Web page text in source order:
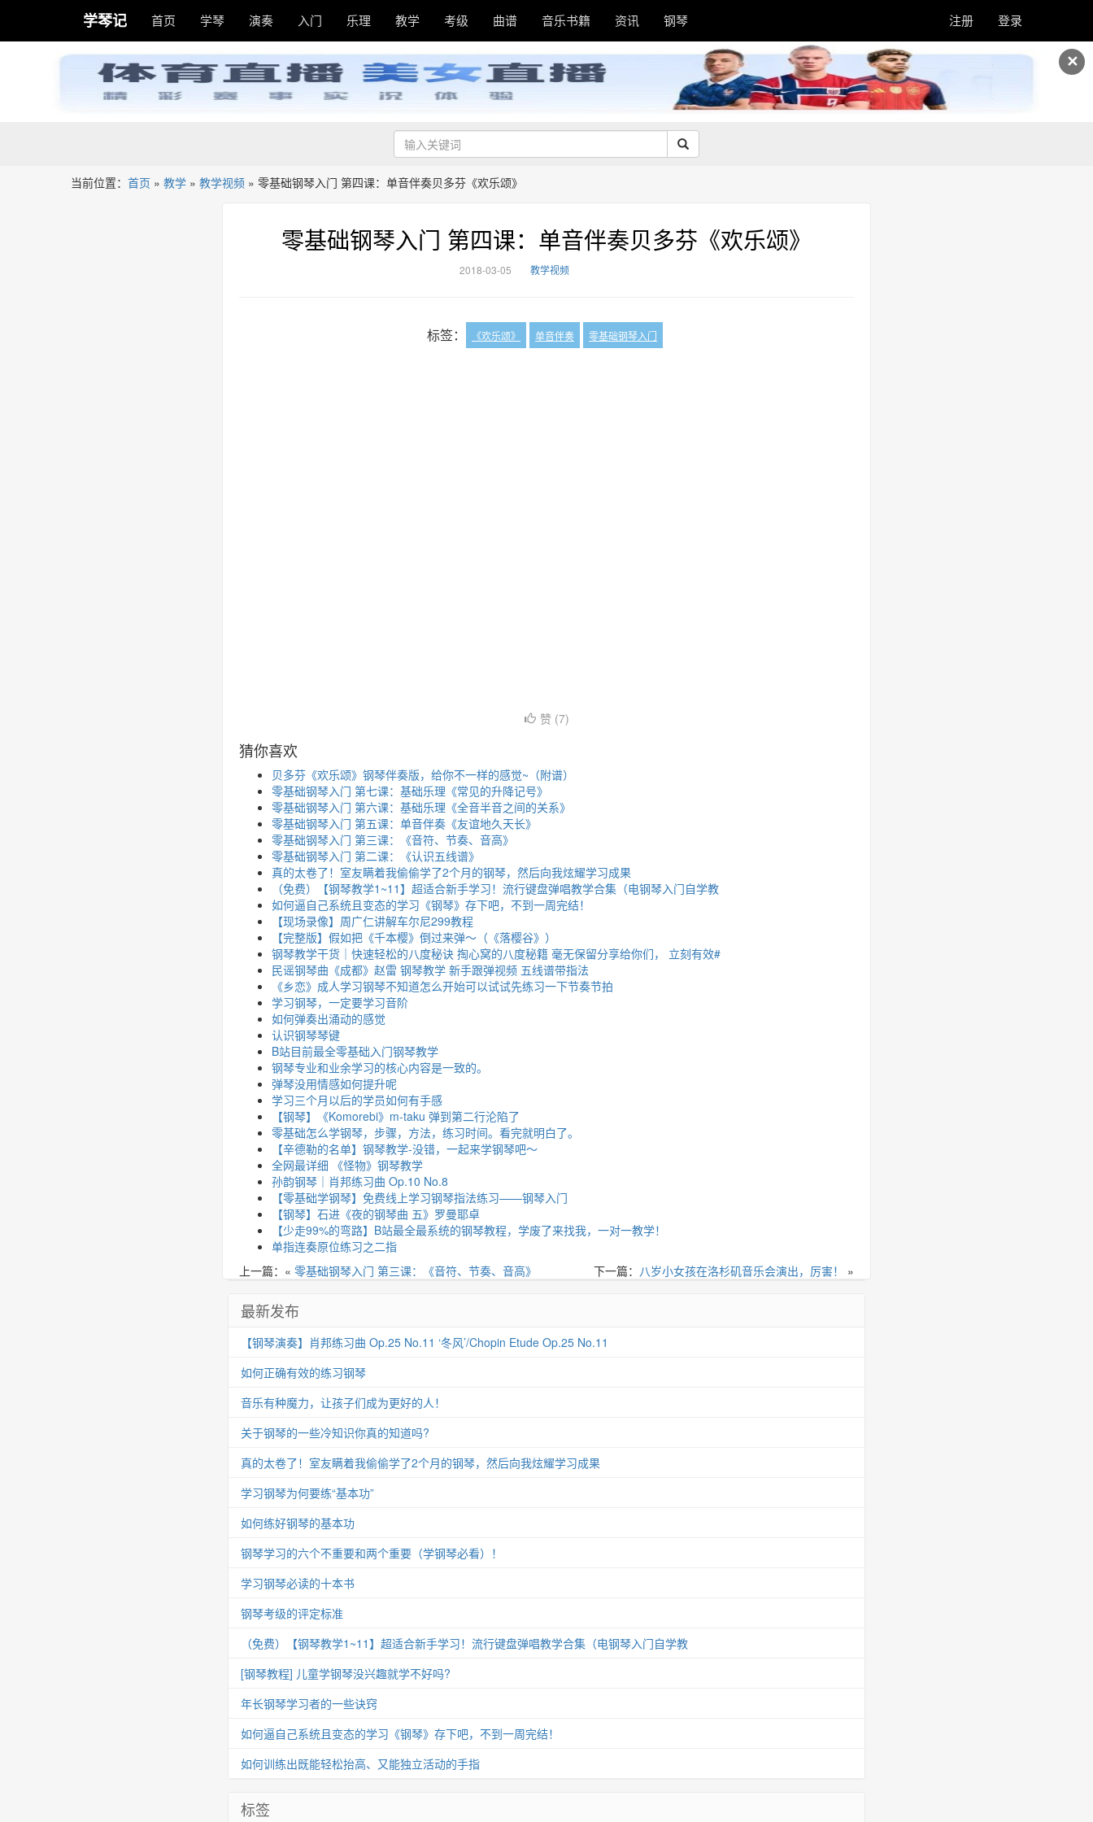
✕
学琴记 首页 学琴 演奏 入门 乐理 教学 考级 曲谱 音乐书籍 资讯 钢琴 注册 登录
当前位置： 首页 » 教学 » 教学视频 » 零基础钢琴入门 第四课：单音伴奏贝多芬《欢乐颂》
零基础钢琴入门 第四课：单音伴奏贝多芬《欢乐颂》
2018-03-05 教学视频
标签： 《欢乐颂》 单音伴奏 零基础钢琴入门
赞 (7)
猜你喜欢
贝多芬《欢乐颂》钢琴伴奏版，给你不一样的感觉~（附谱）
零基础钢琴入门 第七课：基础乐理《常见的升降记号》
零基础钢琴入门 第六课：基础乐理《全音半音之间的关系》
零基础钢琴入门 第五课：单音伴奏《友谊地久天长》
零基础钢琴入门 第三课：《音符、节奏、音高》
零基础钢琴入门 第二课：《认识五线谱》
真的太卷了！室友瞒着我偷偷学了2个月的钢琴，然后向我炫耀学习成果
（免费）【钢琴教学1~11】超适合新手学习！流行键盘弹唱教学合集（电钢琴入门自学教
如何逼自己系统且变态的学习《钢琴》存下吧，不到一周完结！
【现场录像】周广仁讲解车尔尼299教程
【完整版】假如把《千本樱》倒过来弹～（《落樱谷》）
钢琴教学干货｜快速轻松的八度秘诀 掏心窝的八度秘籍 毫无保留分享给你们， 立刻有效#
民谣钢琴曲《成都》赵雷 钢琴教学 新手跟弹视频 五线谱带指法
《乡恋》成人学习钢琴不知道怎么开始可以试试先练习一下节奏节拍
学习钢琴，一定要学习音阶
如何弹奏出涌动的感觉
认识钢琴琴键
B站目前最全零基础入门钢琴教学
钢琴专业和业余学习的核心内容是一致的。
弹琴没用情感如何提升呢
学习三个月以后的学员如何有手感
【钢琴】《Komorebi》m-taku 弹到第二行沦陷了
零基础怎么学钢琴，步骤，方法，练习时间。看完就明白了。
【辛德勒的名单】钢琴教学-没错，一起来学钢琴吧～
全网最详细 《怪物》钢琴教学
孙韵钢琴｜肖邦练习曲 Op.10 No.8
【零基础学钢琴】免费线上学习钢琴指法练习——钢琴入门
【钢琴】石进《夜的钢琴曲 五》罗曼耶卓
【少走99%的弯路】B站最全最系统的钢琴教程，学废了来找我，一对一教学！
单指连奏原位练习之二指
下一篇： 八岁小女孩在洛杉矶音乐会演出，厉害！ »
上一篇：« 零基础钢琴入门 第三课：《音符、节奏、音高》
最新发布
【钢琴演奏】肖邦练习曲 Op.25 No.11 ‘冬风’/Chopin Etude Op.25 No.11
如何正确有效的练习钢琴
音乐有种魔力，让孩子们成为更好的人！
关于钢琴的一些冷知识你真的知道吗?
真的太卷了！室友瞒着我偷偷学了2个月的钢琴，然后向我炫耀学习成果
学习钢琴为何要练“基本功”
如何练好钢琴的基本功
钢琴学习的六个不重要和两个重要（学钢琴必看）！
学习钢琴必读的十本书
钢琴考级的评定标准
（免费）【钢琴教学1~11】超适合新手学习！流行键盘弹唱教学合集（电钢琴入门自学教
[钢琴教程] 儿童学钢琴没兴趣就学不好吗?
年长钢琴学习者的一些诀窍
如何逼自己系统且变态的学习《钢琴》存下吧，不到一周完结！
如何训练出既能轻松抬高、又能独立活动的手指
标签